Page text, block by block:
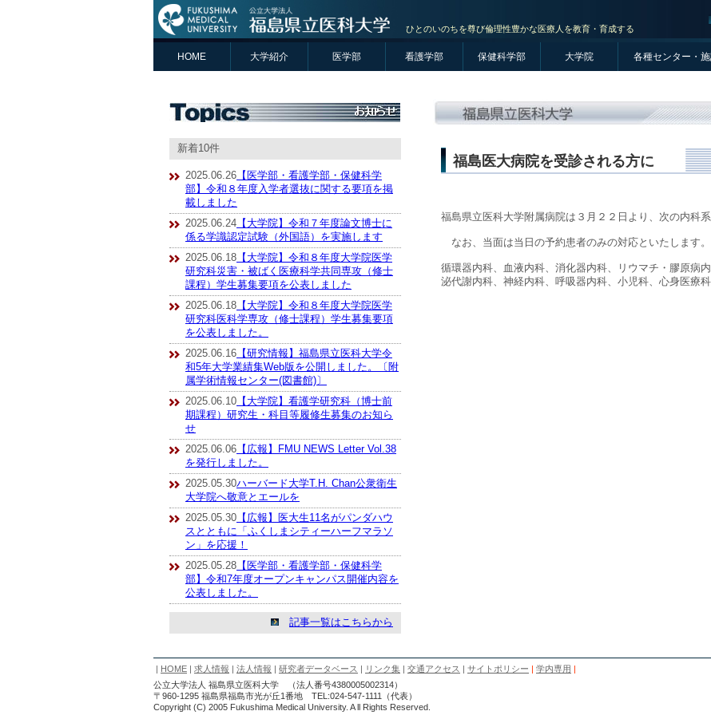
ひとのいのちを尊び倫理性豊かな医療人を教育・育成する
HOME 大学紹介 医学部 看護学部 保健科学部 大学院 各種センター・
新着10件
2025.06.26 【医学部・看護学部・保健科学
部】令和８年度入学者選抜に関する要項を掲
載しました
2025.06.24 【大学院】令和７年度論文博士に
係る学識認定試験（外国語）を実施します
2025.06.18 【大学院】令和８年度大学院医学
研究科災害・被ばく医療科学共同専攻（修士
課程）学生募集要項を公表しました
2025.06.18 【大学院】令和８年度大学院医学
研究科医科学専攻（修士課程）学生募集要項
を公表しました。
2025.06.16 【研究情報】福島県立医科大学令
和5年大学業績集Web版を公開しました。〔附
属学術情報センター(図書館)〕
2025.06.10 【大学院】看護学研究科（博士前
期課程）研究生・科目等履修生募集のお知ら
せ
2025.06.06 【広報】FMU NEWS Letter Vol.38
を発行しました。
2025.05.30ハーバード大学T.H. Chan公衆衛生
大学院へ敬意とエールを
2025.05.30 【広報】医大生11名がパンダハウ
スとともに「ふくしまシティーハーフマラソ
ン」を応援！
2025.05.28 【医学部・看護学部・保健科学
部】令和7年度オープンキャンパス開催内容を
公表しました。
記事一覧はこちらから
福島医大病院を受診される方に
福島県立医科大学附属病院は３月２２日より、次の内科
なお、当面は当日の予約患者のみの対応といたします。
循環器内科、血液内科、消化器内科、リウマチ・膠原病
泌代謝内科、神経内科、呼吸器内科、小児科、心身医療
| HOME | 求人情報 | 法人情報 | 研究者データベース | リンク集 | 交通アクセス | サイトポリシー | 学内専用 |
公立大学法人 福島県立医科大学 （法人番号4380005002314）
〒960-1295 福島県福島市光が丘1番地 TEL:024-547-1111（代表）
Copyright (C) 2005 Fukushima Medical University. A ll Rights Reserved.